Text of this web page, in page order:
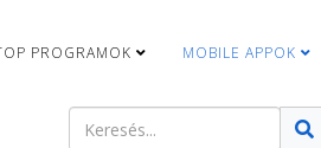
PROGRAMOK MOBILE APPOK
Keresés